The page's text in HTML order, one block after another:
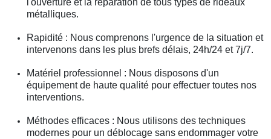
l'ouverture et la réparation de tous types de rideaux
métalliques.
Rapidité : Nous comprenons l'urgence de la situation et
intervenons dans les plus brefs délais, 24h/24 et 7j/7.
Matériel professionnel : Nous disposons d'un
équipement de haute qualité pour effectuer toutes nos
interventions.
Méthodes efficaces : Nous utilisons des techniques
modernes pour un déblocage sans endommager votre